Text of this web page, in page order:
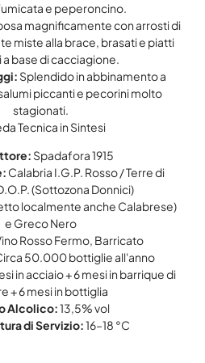
e peperoncino.
magnificamente con arrosti di
miste alla brace, brasati e piatti
base di cacciagione.
Splendido in abbinamento a
piccanti e pecorini molto
stagionati.
Tecnica in Sintesi
Spadafora 1915
Calabria I.G.P. Rosso / Terre di
(Sottozona Donnici)
localmente anche Calabrese)
e Greco Nero
Rosso Fermo, Barricato
50.000 bottiglie all'anno
in acciaio + 6 mesi in barrique di
+ 6 mesi in bottiglia
Alcolico:13,5% vol
di Servizio:16–18 °C